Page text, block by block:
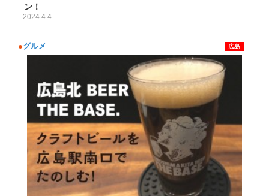
ン！
2024.4.4
●グルメ 広島